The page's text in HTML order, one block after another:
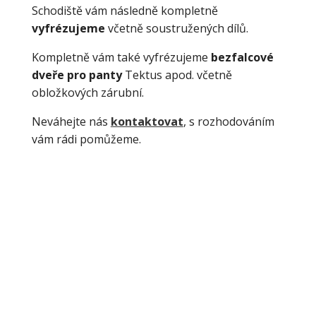
Schodiště vám následně kompletně
vyfrézujeme včetně soustružených dílů.
Kompletně vám také vyfrézujeme bezfalcové
dveře pro pantyTektus apod. včetně
obložkových zárubní.
Neváhejte nás kontaktovat, s rozhodováním
vám rádi pomůžeme.